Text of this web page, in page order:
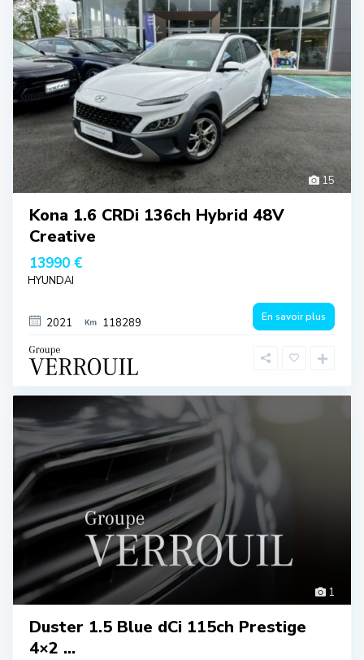
15
Kona 1.6 CRDi 136ch Hybrid 48V
Creative
13990 €
HYUNDAI
2021 118289 En savoir plus
1
Duster 1.5 Blue dCi 115ch Prestige
4×2 ...